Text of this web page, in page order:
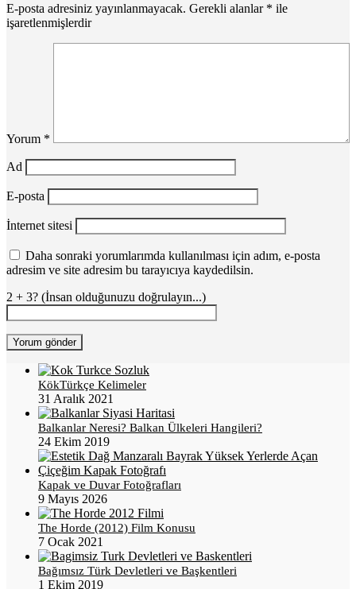
E-posta adresiniz yayınlanmayacak. Gerekli alanlar * ile
işaretlenmişlerdir
Yorum *
Ad
E-posta
İnternet sitesi
Daha sonraki yorumlarımda kullanılması için adım, e-posta
adresim ve site adresim bu tarayıcıya kaydedilsin.
2 + 3? (İnsan olduğunuzu doğrulayın...)
KökTürkçe Kelimeler
31 Aralık 2021
Balkanlar Neresi? Balkan Ülkeleri Hangileri?
24 Ekim 2019
Kapak ve Duvar Fotoğrafları
9 Mayıs 2026
The Horde (2012) Film Konusu
7 Ocak 2021
Bağımsız Türk Devletleri ve Başkentleri
1 Ekim 2019